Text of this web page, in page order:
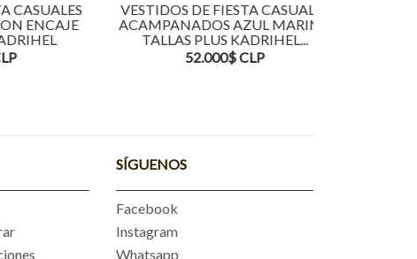
VESTIDOS DE FIESTA CASUALES
ACAMPANADOS AZUL MARINO
TALLAS PLUS KADRIHEL...
52.000$ CLP
SÍGUENOS
Facebook
Instagram
Whatsapp